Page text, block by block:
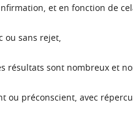
et en fonction de
ou sans rejet,
résultats sont nombreux et
ou préconscient, avec